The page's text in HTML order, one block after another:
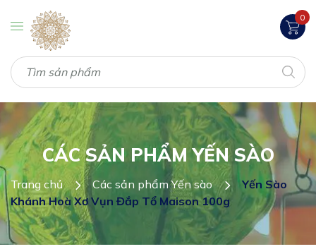
0
CÁC SẢN PHẨM YẾN SÀO
Trang chủ Các sản phẩm Yến sào
Yến Sào
Khánh Hoà Xơ Vụn Đắp Tổ Maison 100g